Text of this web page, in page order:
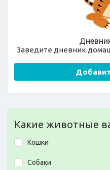
Заведите дневник
Какие животные
Кошки
Собаки